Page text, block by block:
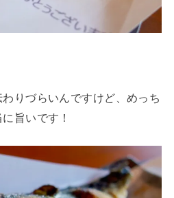
りづらいんですけど、めっち
旨いです！